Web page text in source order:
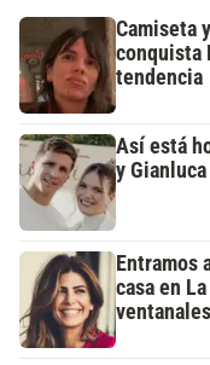
Camiseta
conquista
tendencia
Así está
y
Entramos
casa en